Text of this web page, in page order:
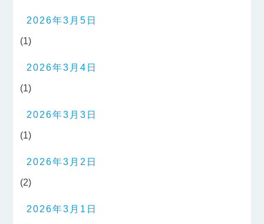
2026年3月5日
(1)
2026年3月4日
(1)
2026年3月3日
(1)
2026年3月2日
(2)
2026年3月1日